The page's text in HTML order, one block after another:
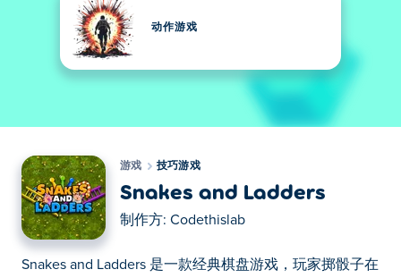
动作游戏
游戏 技巧游戏
Snakes and Ladders
制作方: Codethislab
Snakes and Ladders 是一款经典棋盘游戏，玩家掷骰子在